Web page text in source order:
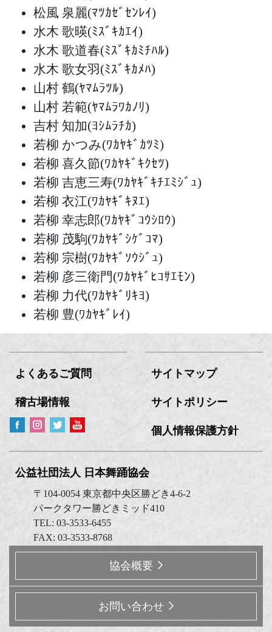
松風 泉麗(ﾏﾂｶｾﾞｾﾝﾚｲ)
水木 歌暎(ﾐｽﾞｷｶｴｲ)
水木 歌道春(ﾐｽﾞｷｶﾐﾁﾊﾙ)
水木 歌女羽 (ﾐｽﾞｷｶﾒﾊ)
山村 鶴(ﾔﾏﾑﾗﾂﾙ)
山村 若範(ﾔﾏﾑﾗﾜｶﾉﾘ)
吉村 知加(ﾖｼﾑﾗﾁｶ)
若柳 かつみ(ﾜｶﾔｷﾞｶﾂﾐ)
若柳 喜久節(ﾜｶﾔｷﾞｷｸｾﾂ)
若柳 吉恵三寿(ﾜｶﾔｷﾞｷﾁｴﾐｼﾞｭ)
若柳 衣江(ﾜｶﾔｷﾞｷﾇｴ)
若柳 幸志郎(ﾜｶﾔｷﾞｺｳｼﾛｳ)
若柳 茂駒(ﾜｶﾔｷﾞｼｹﾞｺﾏ)
若柳 宗樹(ﾜｶﾔｷﾞｿｳｼﾞｭ)
若柳 彦三衛門(ﾜｶﾔｷﾞﾋｺｻｴﾓﾝ)
若柳 力代(ﾜｶﾔｷﾞﾘｷﾖ)
若柳 豊(ﾜｶﾔｷﾞﾚｲ)
よくあるご質問
稽古場情報
サイトマップ
サイトポリシー
個人情報保護方針
公益社団法人 日本舞踊協会
〒104-0054 東京都中央区勝どき4-6-2
パークタワー勝どきミッド410
TEL: 03-3533-6455
FAX: 03-3533-8768
協会概要
お問い合わせ